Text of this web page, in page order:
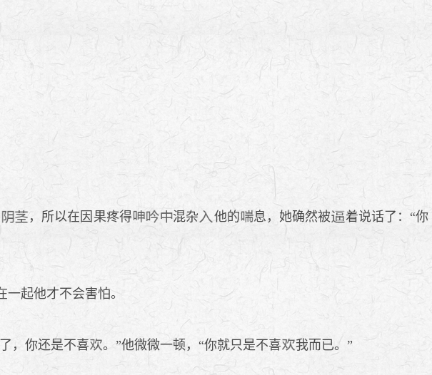
，所以在因果疼得 混杂 他的 息，她确然被
着说话了：“你
起他才不会害怕。
，你还是不喜 。”他微微一顿，“你就只是不喜 我而已。”